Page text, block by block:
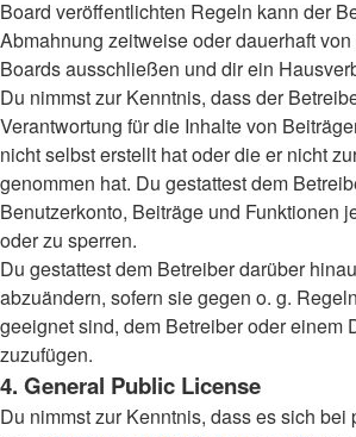
Board veröffentlichten Regeln kann der
Abmahnung zeitweise oder dauerhaft
Boards ausschließen und dir ein
Du nimmst zur Kenntnis, dass der
Verantwortung für die Inhalte von
nicht selbst erstellt hat oder die er nicht
genommen hat. Du gestattest dem
Benutzerkonto, Beiträge und Funktionen
oder zu sperren.
Du gestattest dem Betreiber darüber
abzuändern, sofern sie gegen o. g.
geeignet sind, dem Betreiber oder einem
zuzufügen.
4. General Public License
Du nimmst zur Kenntnis, dass es sich bei